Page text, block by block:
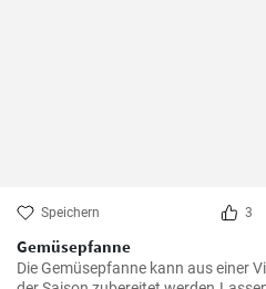
Speichern 3
Gemüsepfanne
Die Gemüsepfanne kann aus einer